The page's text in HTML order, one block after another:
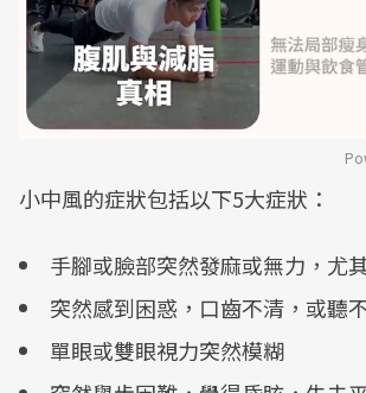
小中風的症狀包括以下5大症狀：
手腳或臉部突然發麻或無力，尤
突然感到困惑，口齒不清，或聽
單眼或雙眼視力突然模糊